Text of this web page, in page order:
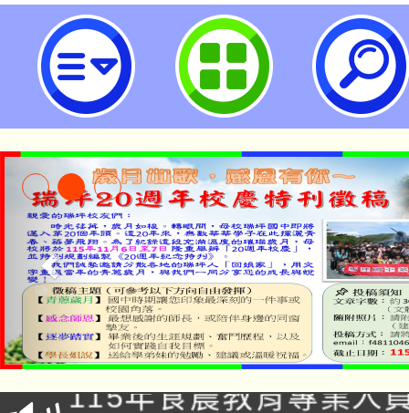
「Cool English自主學習活動」-
民中學
淨零綠生活教案入校路
會